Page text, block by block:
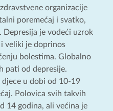
organizacije
poremećaj i svatko,
Depresija je vodeći uzrok
veliki je doprinos
bolestima. Globalno
pati od depresije.
u dobi od 10-19
Polovica svih takvih
14 godina, ali većina je